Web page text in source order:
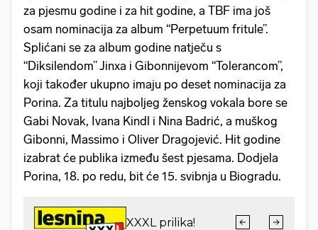
za pjesmu godine i za hit godine, a TBF ima još
osam nominacija za album “Perpetuum fritule”.
Splićani se za album godine natječu s
“Diksilendom” Jinxa i Gibonnijevom “Tolerancom”,
koji također ukupno imaju po deset nominacija za
Porina. Za titulu najboljeg ženskog vokala bore se
Gabi Novak, Ivana Kindl i Nina Badrić, a muškog
Gibonni, Massimo i Oliver Dragojević. Hit godine
izabrat će publika između šest pjesama. Dodjela
Porina, 18. po redu, bit će 15. svibnja u Biogradu.